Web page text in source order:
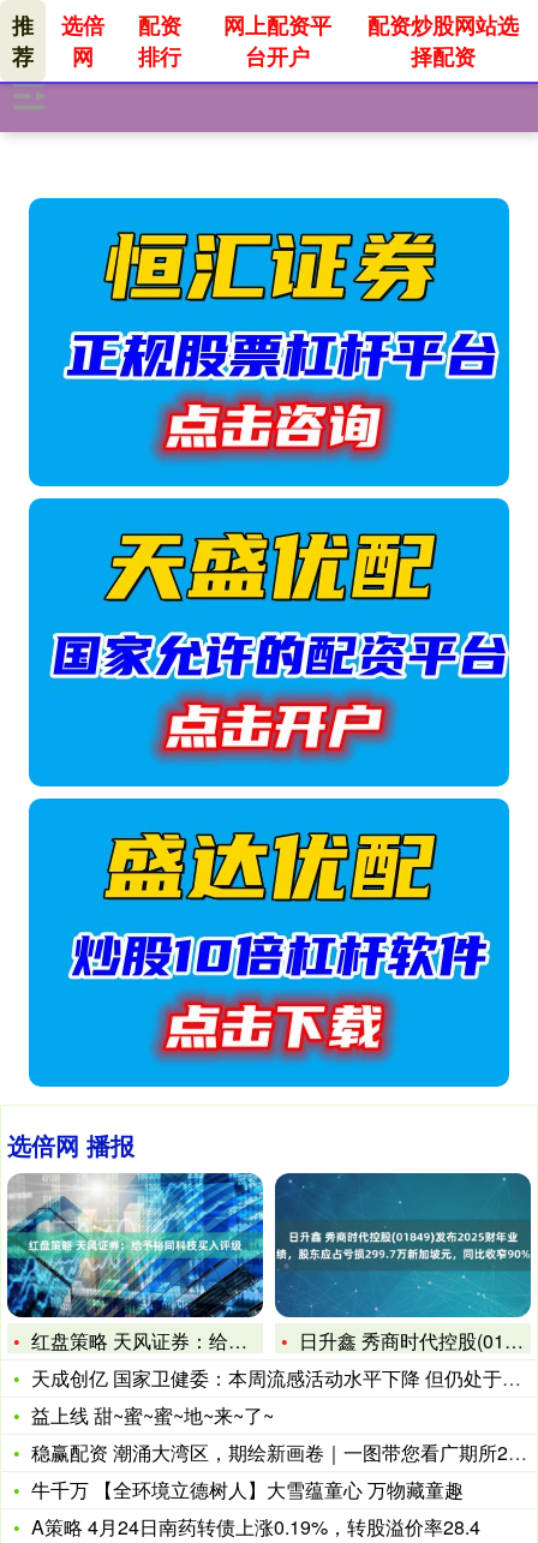
选倍网 播报
红盘策略 天风证券：给予裕同科技买入评级
日升鑫 秀商时代控股(01849)发布2025财年业绩，股东
天成创亿 国家卫健委：本周流感活动水平下降 但仍处于高流行水
益上线 甜~蜜~蜜~地~来~了~
稳赢配资 潮涌大湾区，期绘新画卷｜一图带您看广期所2025年
牛千万 【全环境立德树人】大雪蕴童心 万物藏童趣
A策略 4月24日南药转债上涨0.19%，转股溢价率28.4
推
荐
选倍
网
配资
排行
网上配资平
台开户
配资炒股网站选
择配资